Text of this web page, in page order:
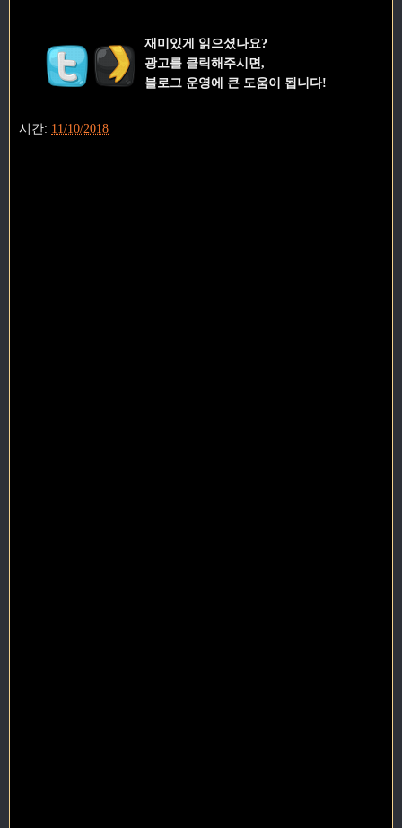
재미있게 읽으셨나요?
광고를 클릭해주시면,
블로그 운영에 큰 도움이 됩니다!
시간: 11/10/2018